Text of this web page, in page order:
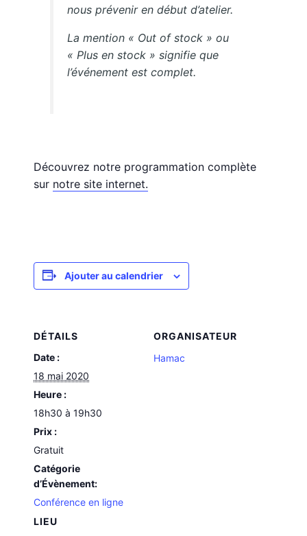
nous prévenir en début d’atelier.
La mention « Out of stock » ou
« Plus en stock » signifie que
l’événement est complet.
Découvrez notre programmation complète
sur notre site internet.
Ajouter au calendrier
DÉTAILS
Date :
18 mai 2020
Heure :
18h30 à 19h30
Prix :
Gratuit
Catégorie
d’Évènement:
Conférence en ligne
LIEU
ORGANISATEUR
Hamac